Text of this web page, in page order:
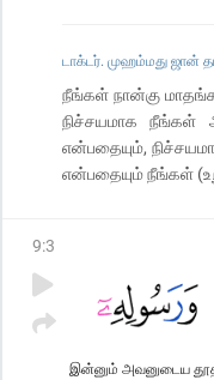
டாக்டர். முஹம்மது ஜான்
நீங்கள் நான்கு
நிச்சயமாக நீங்கள்
என்பதையும்,
என்பதையும் நீங்கள்
9:3
இன்னும் அவனுடைய